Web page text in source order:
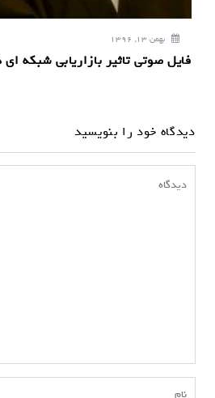
بهمن 13, 1396
فایل صوتی تاثیر بازاریابی شبکه
دیدگاه خود را بنویسید